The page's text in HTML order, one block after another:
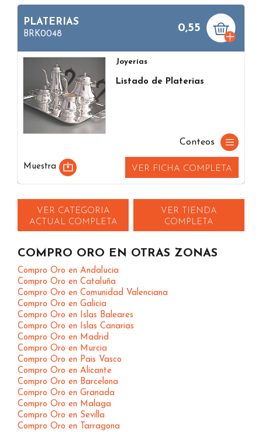
PLATERIAS
BRK0048
0,55
Joyerías
Listado de Platerias
Conteos
Muestra VER FICHA COMPLETA
VER CATEGORIA
ACTUAL COMPLETA
VER TIENDA
COMPLETA
COMPRO ORO EN OTRAS ZONAS
Compro Oro en Andalucia
Compro Oro en Cataluña
Compro Oro en Comunidad Valenciana
Compro Oro en Galicia
Compro Oro en Islas Baleares
Compro Oro en Islas Canarias
Compro Oro en Madrid
Compro Oro en Murcia
Compro Oro en Pais Vasco
Compro Oro en Alicante
Compro Oro en Barcelona
Compro Oro en Granada
Compro Oro en Malaga
Compro Oro en Sevilla
Compro Oro en Tarragona